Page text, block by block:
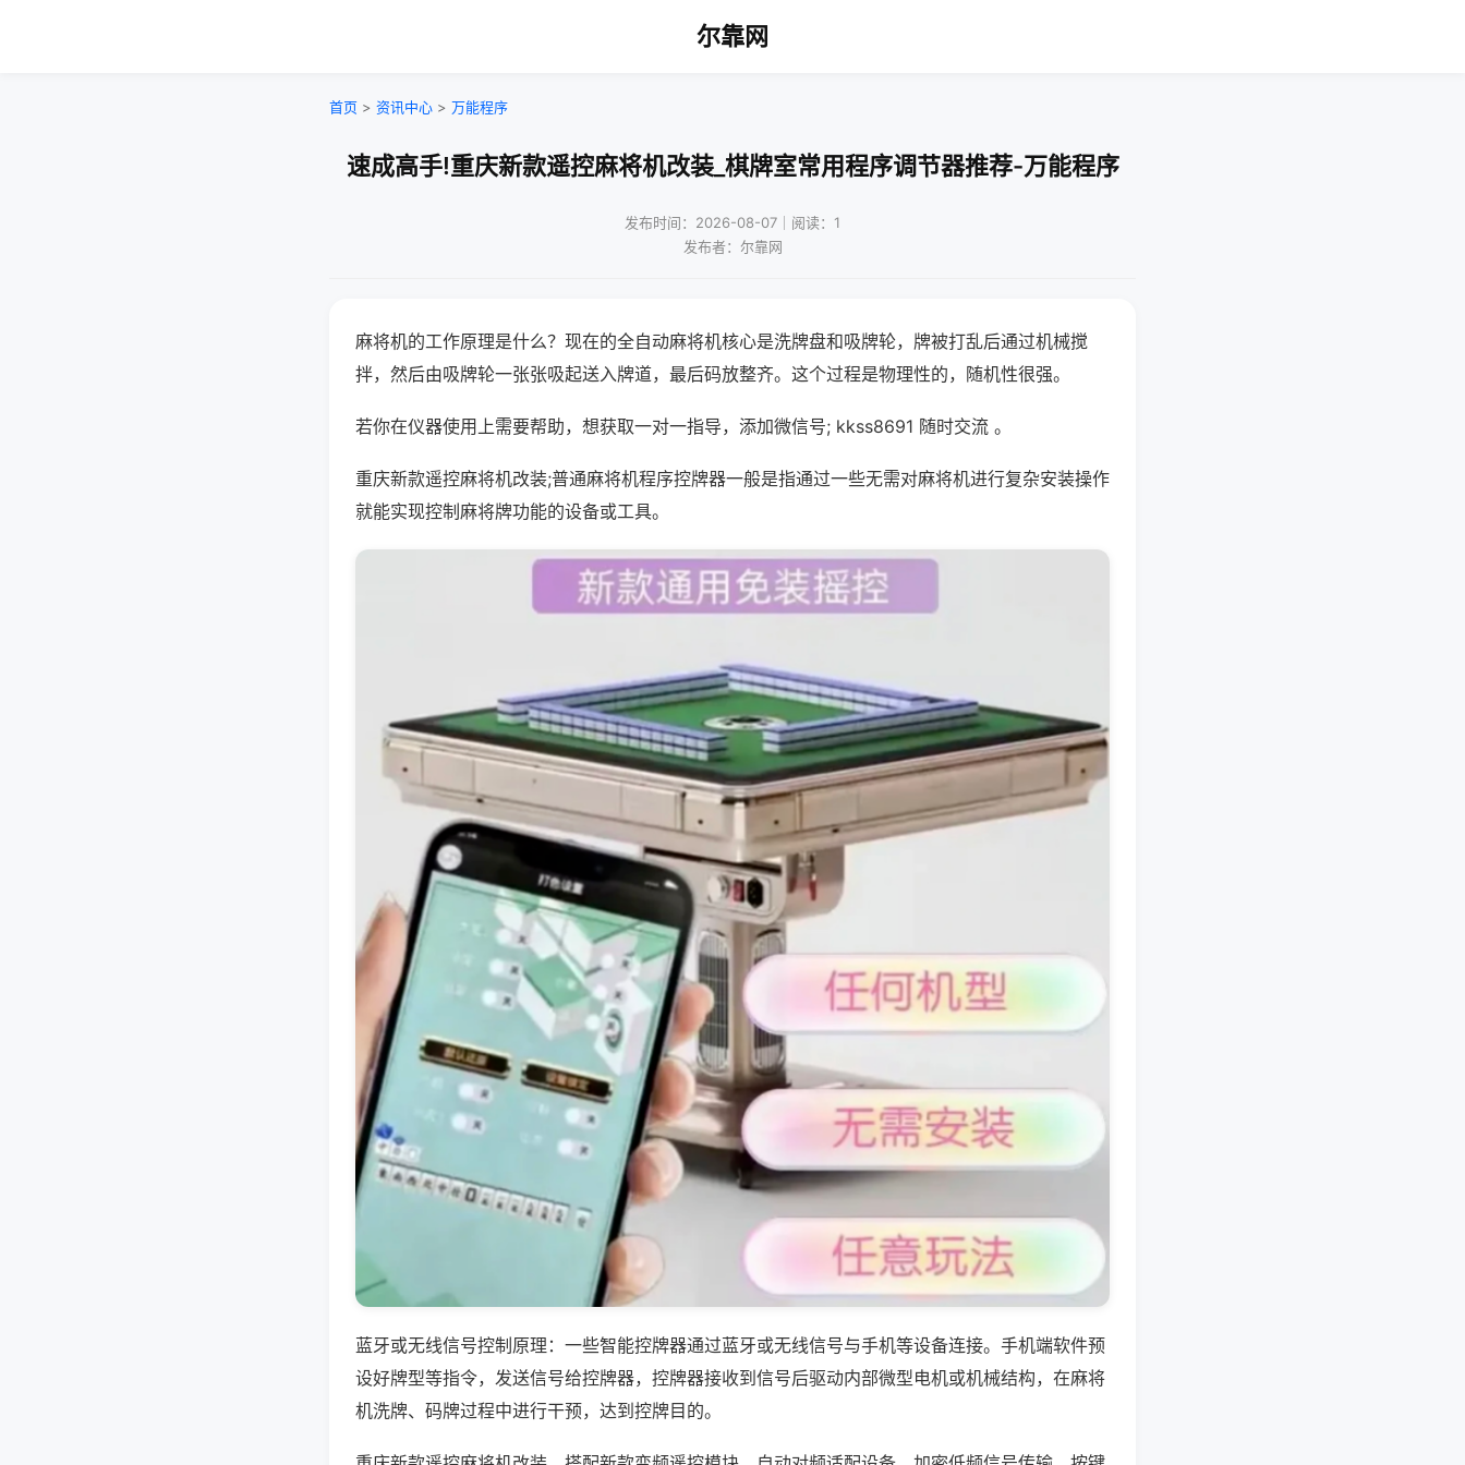
尔靠网
首页 > 资讯中心 > 万能程序
速成高手!重庆新款遥控麻将机改装_棋牌室常用程序调节器推荐-万能程序
发布时间：2026-08-07｜阅读：1
发布者：尔靠网
麻将机的工作原理是什么？现在的全自动麻将机核心是洗牌盘和吸牌轮，牌被打乱后通过机械搅
拌，然后由吸牌轮一张张吸起送入牌道，最后码放整齐。这个过程是物理性的，随机性很强。
若你在仪器使用上需要帮助，想获取一对一指导，添加微信号; kkss8691 随时交流 。
重庆新款遥控麻将机改装;普通麻将机程序控牌器一般是指通过一些无需对麻将机进行复杂安装操作
就能实现控制麻将牌功能的设备或工具。
蓝牙或无线信号控制原理：一些智能控牌器通过蓝牙或无线信号与手机等设备连接。手机端软件预
设好牌型等指令，发送信号给控牌器，控牌器接收到信号后驱动内部微型电机或机械结构，在麻将
机洗牌、码牌过程中进行干预，达到控牌目的。